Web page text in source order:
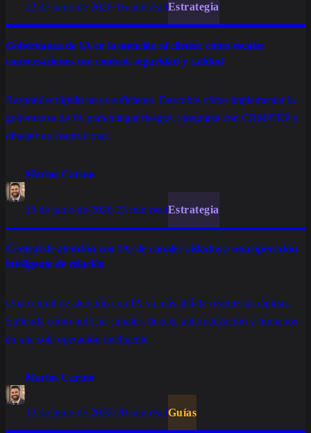
22 de junio de 2026·16 min readEstrategia
Gobernanza de IA en la atención al cliente: cómo escalar
conversaciones con control, seguridad y calidad
Responder rápido no es suficiente. Descubre cómo implementar la
gobernanza de IA para mitigar riesgos, integrarse con CRM/ERP y
obtener un control total.
Marlos Carmo
18 de junio de 2026·23 min readEstrategia
Central de atención con IA: de canales aislados a una operación
inteligente de relación
Una central de atención con IA va más allá de respuestas rápidas.
Entienda cómo unificar canales, tickets, automatización y humanos
en una sola operación inteligente.
Marlos Carmo
12 de junio de 2026·20 min readGuías